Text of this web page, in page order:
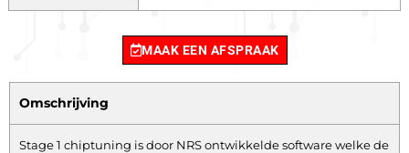
MAAK EEN AFSPRAAK
Omschrijving
Stage 1 chiptuning is door NRS ontwikkelde software welke de